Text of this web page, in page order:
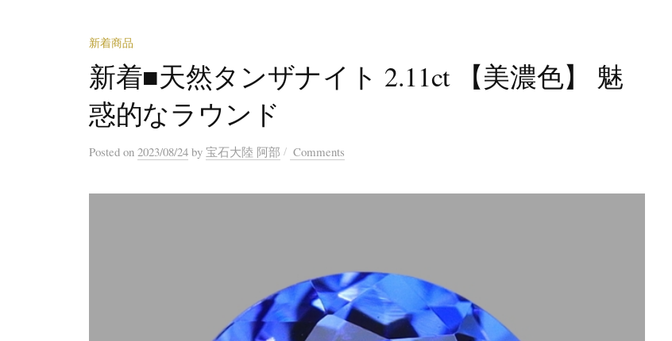
新着商品
新着■天然タンザナイト 2.11ct 【美濃色】 魅
惑的なラウンド
Posted on 2023/08/24 by 宝石大陸 阿部 / Comments